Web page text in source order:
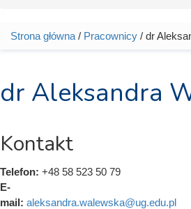
Jesteś tutaj
Strona główna / Pracownicy / dr
dr Aleksandra
Kontakt
Telefon: +48 58 523 50 79
E-
mail: aleksandra.walewska@ug.edu.pl